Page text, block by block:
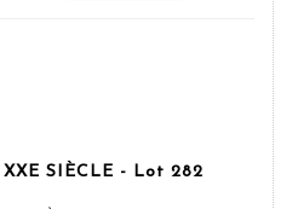
SIÈCLE - Lot 282